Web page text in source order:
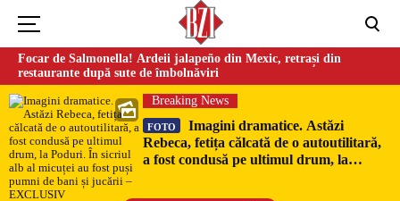
Focar de Salmonella! Ardeii jalapeño din Mexic, retrași din
restaurante după sute de îmbolnăviri
Breaking News
FOTO
Imagini dramatice. Astăzi
Rebeca, fetița călcată de o autoutilitară,
a fost condusă pe ultimul drum, la